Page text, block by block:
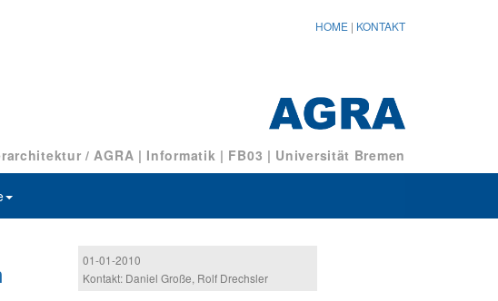
HOME | KONTAKT
/ AGRA | Informatik | FB03 | Universität Bremen
01-01-2010
Kontakt: Daniel Große, Rolf Drechsler